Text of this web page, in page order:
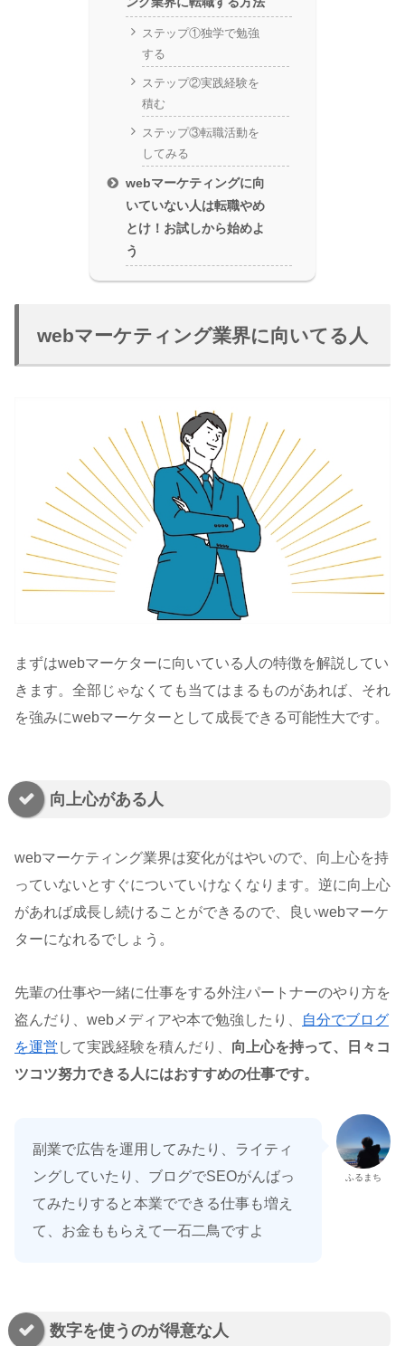
ステップ①独学で勉強
する
ステップ②実践経験を
積む
ステップ③転職活動を
してみる
webマーケティングに向
いていない人は転職やめ
とけ！お試しから始めよ
う
webマーケティング業界に向いてる人
まずはwebマーケターに向いている人の特徴を解説してい
きます。全部じゃなくても当てはまるものがあれば、それ
を強みにwebマーケターとして成長できる可能性大です。
向上心がある人
webマーケティング業界は変化がはやいので、向上心を持
っていないとすぐについていけなくなります。逆に向上心
があれば成長し続けることができるので、良いwebマーケ
ターになれるでしょう。
先輩の仕事や一緒に仕事をする外注パートナーのやり方を
盗んだり、webメディアや本で勉強したり、
自分でブログ
を運営 して実践経験を積んだり、 向上心を持って、日々コ
ツコツ努力できる人にはおすすめの仕事です。
ふるまち
副業で広告を運用してみたり、ライティ
ングしていたり、ブログでSEOがんばっ
てみたりすると本業でできる仕事も増え
て、お金ももらえて一石二鳥ですよ
数字を使うのが得意な人